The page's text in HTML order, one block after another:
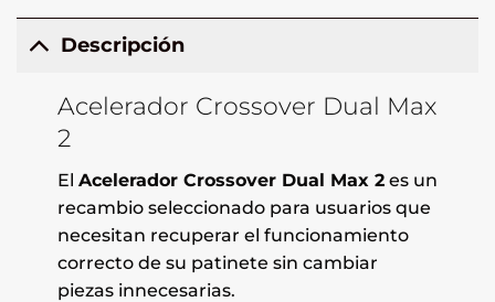
Descripción
Acelerador Crossover Dual Max
2
El Acelerador Crossover Dual Max 2es un
recambio seleccionado para usuarios que
necesitan recuperar el funcionamiento
correcto de su patinete sin cambiar
piezas innecesarias.